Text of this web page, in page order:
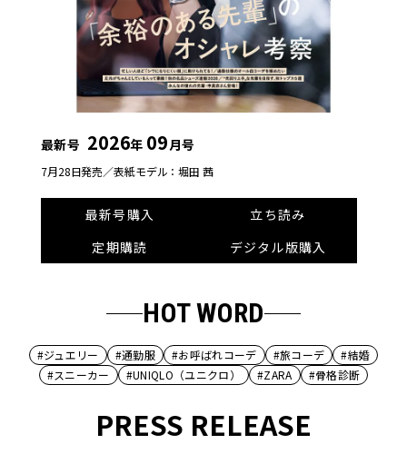
最新号 2026年 09月号
7月28日発売／表紙モデル：堀田 茜
最新号購入
立ち読み
定期購読
デジタル版購入
HOT WORD
#ジュエリー #通勤服 #お呼ばれコーデ #旅コーデ
#結婚
#スニーカー
#UNIQLO（ユニクロ） #ZARA #骨格診断
PRESS RELEASE